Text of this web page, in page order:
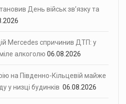
День військ зв’язку та
Mercedes спричинив ДТП: у
алкоголю 06.08.2026
на Південно-Кільцевій майже
у низці будинків 06.08.2026